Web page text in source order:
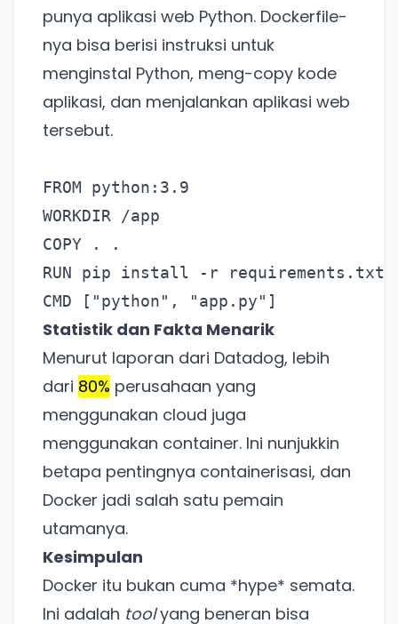
punya aplikasi web Python. Dockerfile-
nya bisa berisi instruksi untuk
menginstal Python, meng-copy kode
aplikasi, dan menjalankan aplikasi web
tersebut.
FROM python:3.9
WORKDIR /app
COPY . .
RUN pip install -r requirements.txt
Statistik dan Fakta Menarik
Menurut laporan dari Datadog, lebih
dari 80% perusahaan yang
menggunakan cloud juga
menggunakan container. Ini nunjukkin
betapa pentingnya containerisasi, dan
Docker jadi salah satu pemain
utamanya.
Kesimpulan
Docker itu bukan cuma *hype* semata.
Ini adalah toolyang beneran bisa
Ada Website Baru!
Khusus untuk kamu yang mau coba